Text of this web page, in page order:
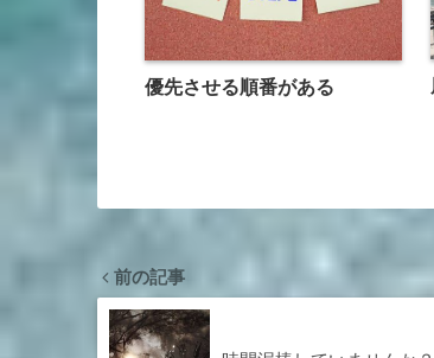
優先させる順番がある
前の記事